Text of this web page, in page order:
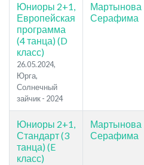
Юниоры 2+1,
Европейская
программа
(4 танца) (D
класс)
26.05.2024,
Юрга,
Солнечный
зайчик - 2024
Мартынова
Серафима
Юниоры 2+1,
Стандарт (3
танца) (E
класс)
Мартынова
Серафима